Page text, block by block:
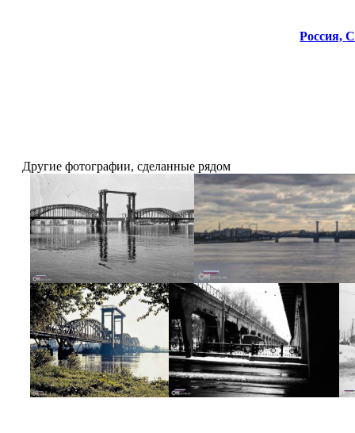
Россия,
Другие фотографии, сделанные рядом